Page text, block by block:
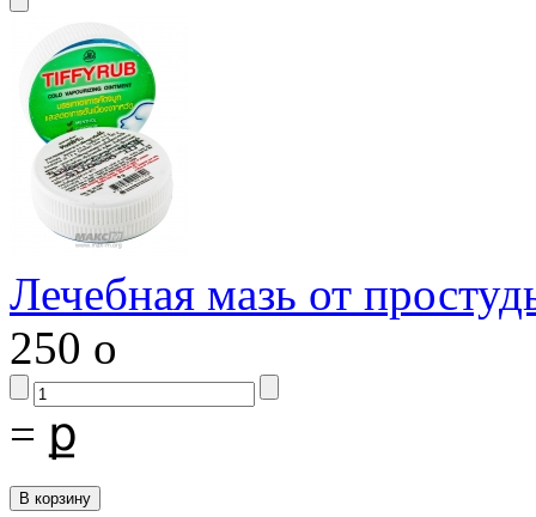
Лечебная мазь от
250 o
= ք